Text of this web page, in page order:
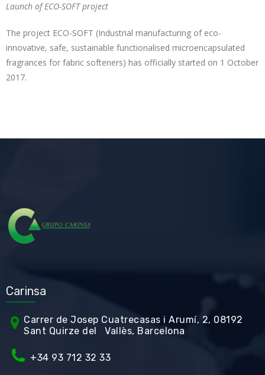
Launch of ECO-SOFT project
The project ECO-SOFT (Industrial manufacturing of eco-
innovative, safe, sustainable functionalised microencapsulated
fragrances for fabric softeners) has officially started on 1 October
2017.
Carinsa
Carrer de Josep Cuatrecasas i Arumí, 2, 08192
Sant Quirze del Vallès, Barcelona
+34 93 712 32 33